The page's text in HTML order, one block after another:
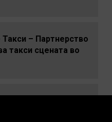
– Партнерство
такси сцената во